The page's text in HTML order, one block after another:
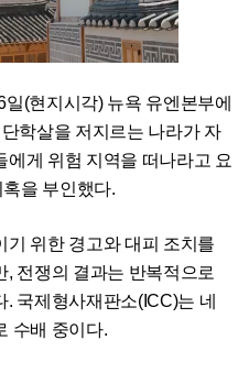
(현지시각) 뉴욕 유엔본부에
학살을 저지르는 나라가 자
게 위험 지역을 떠나라고 요
을 부인했다.
기 위한 경고와 대피 조치를
전쟁의 결과는 반복적으로
국제형사재판소(ICC)는 네
수배 중이다.